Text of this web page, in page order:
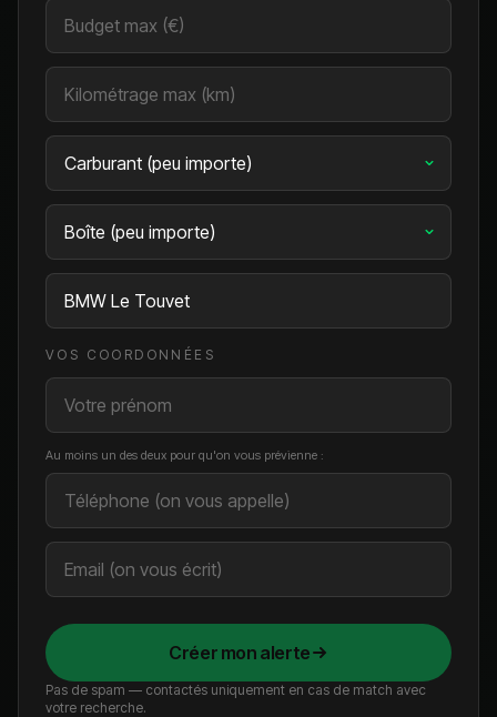
VOS COORDONNÉES
Au moins un des deux pour qu'on vous prévienne :
Créer mon alerte
Pas de spam — contactés uniquement en cas de match avec
votre recherche.